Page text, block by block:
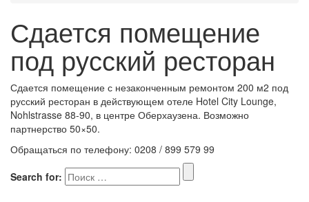
Сдается помещение
под русский ресторан
Сдается помещение с незаконченным ремонтом 200 м2 под
русский ресторан в действующем отеле Hotel City Lounge,
Nohlstrasse 88-90, в центре Оберхаузена. Возможно
партнерство 50×50.
Обращаться по телефону: 0208 / 899 579 99
Search for: